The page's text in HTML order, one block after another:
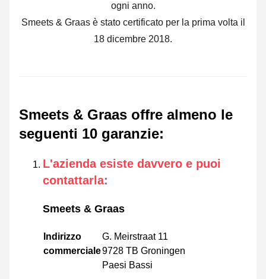
ogni anno.
Smeets & Graas è stato certificato per la prima volta il
18 dicembre 2018.
Smeets & Graas offre almeno le
seguenti 10 garanzie:
L'azienda esiste davvero e puoi
contattarla:
Smeets & Graas
Indirizzo
commerciale
G. Meirstraat 11
9728 TB Groningen
Paesi Bassi